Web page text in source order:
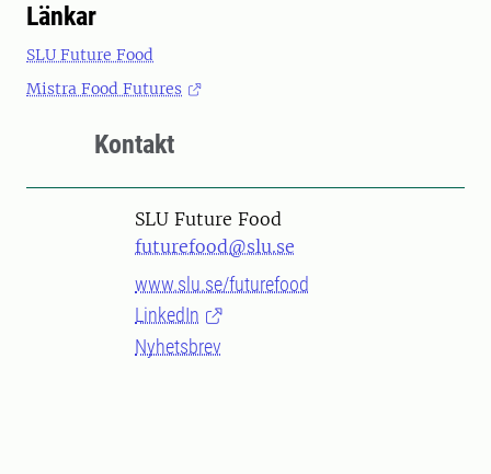
Länkar
SLU Future Food
Mistra Food Futures
Kontakt
SLU Future Food
futurefood@slu.se
www.slu.se/futurefood
LinkedIn
Nyhetsbrev